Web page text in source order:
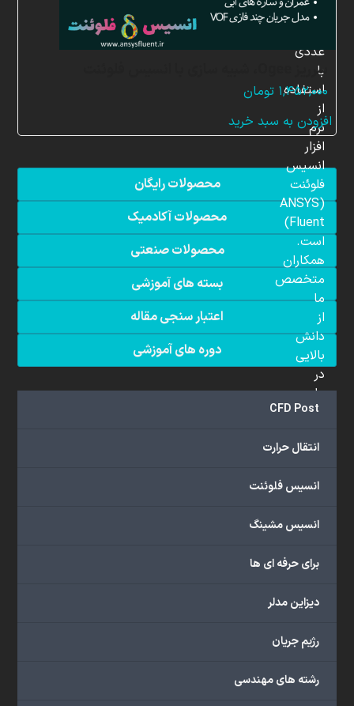
سرریز Ogee، شبیه سازی با انسیس فلوئنت
۱,۴۵۲,۰۰۰ تومان
افزودن به سبد خرید
محصولات رایگان
محصولات آکادمیک
محصولات صنعتی
بسته های آموزشی
اعتبار سنجی مقاله
دوره های آموزشی
CFD Post
انتقال حرارت
انسیس فلوئنت
انسیس مشینگ
برای حرفه ای ها
دیزاین مدلر
رژیم جریان
رشته های مهندسی
شبیه
عددی
با
استفاده
از
نرم
افزار
انسیس
فلوئنت
(ANSYS
Fluent)
است.
همکاران
متخصص
ما
از
دانش
بالایی
در
علم
دینامیک
محاسباتی
برخوردار
مجموعه
خدمات
را
اهداف
پژوهشی،